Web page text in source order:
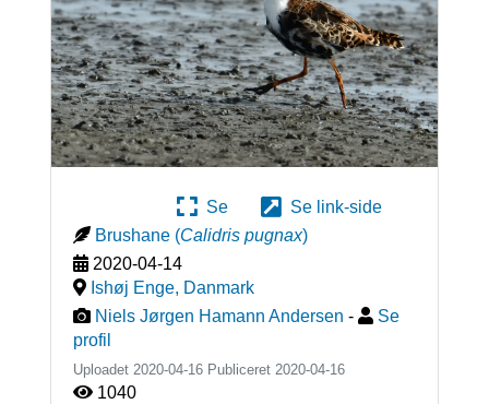
Se
Se link-side
Brushane (Calidris pugnax)
2020-04-14
Ishøj Enge, Danmark
Niels Jørgen Hamann Andersen -
Se
profil
Uploadet 2020-04-16 Publiceret 2020-04-16
1040